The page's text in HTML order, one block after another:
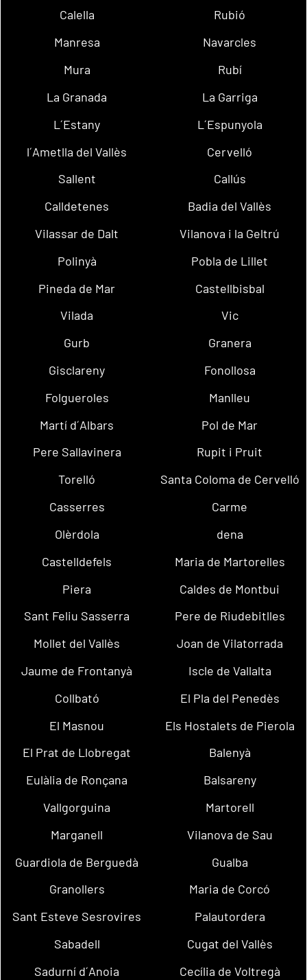
Calella
Rubió
Manresa
Navarcles
Mura
Rubí
La Granada
La Garriga
L´Estany
L´Espunyola
l´Ametlla del Vallès
Cervelló
Sallent
Callús
Calldetenes
Badia del Vallès
Vilassar de Dalt
Vilanova i la Geltrú
Polinyà
Pobla de Lillet
Pineda de Mar
Castellbisbal
Vilada
Vic
Gurb
Granera
Gisclareny
Fonollosa
Folgueroles
Manlleu
Martí d´Albars
Pol de Mar
Pere Sallavinera
Rupit i Pruit
Torelló
Santa Coloma de Cervelló
Casserres
Carme
Olèrdola
dena
Castelldefels
Maria de Martorelles
Piera
Caldes de Montbui
Sant Feliu Sasserra
Pere de Riudebitlles
Mollet del Vallès
Joan de Vilatorrada
Jaume de Frontanyà
Iscle de Vallalta
Collbató
El Pla del Penedès
El Masnou
Els Hostalets de Pierola
El Prat de Llobregat
Balenyà
Eulàlia de Ronçana
Balsareny
Vallgorguina
Martorell
Marganell
Vilanova de Sau
Guardiola de Berguedà
Gualba
Granollers
Maria de Corcó
Sant Esteve Sesrovires
Palautordera
Sabadell
Cugat del Vallès
Sadurní d´Anoia
Cecília de Voltregà